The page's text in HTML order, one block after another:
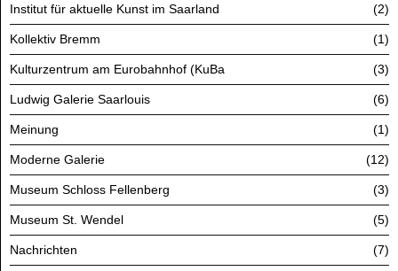
Institut für aktuelle Kunst im Saarland 2
Kollektiv Bremm 1
Kulturzentrum am Eurobahnhof (KuBa 3
Ludwig Galerie Saarlouis 6
Meinung 1
Moderne Galerie 12
Museum Schloss Fellenberg 3
Museum St. Wendel 5
Nachrichten 7